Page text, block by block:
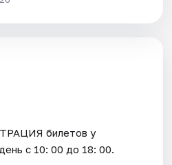
билетов у
c 10: 00 до 18: 00.